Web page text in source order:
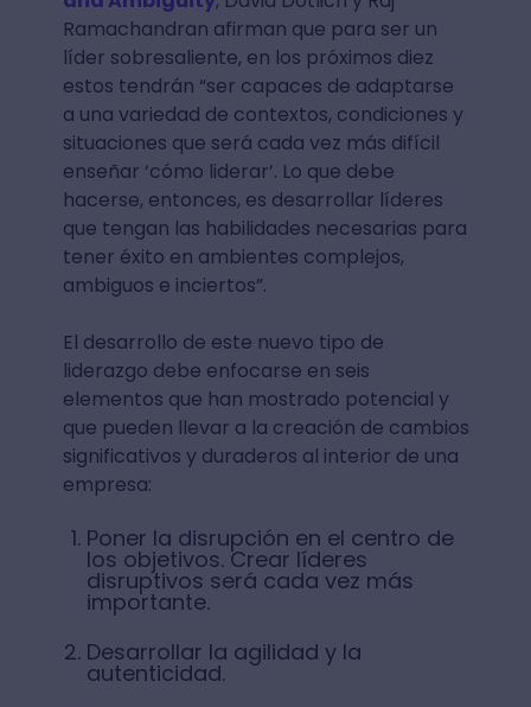
Ramachandran afirman que para ser un
líder sobresaliente, en los próximos diez
estos tendrán “ser capaces de adaptarse
a una variedad de contextos, condiciones y
situaciones que será cada vez más difícil
enseñar ‘cómo liderar’. Lo que debe
hacerse, entonces, es desarrollar líderes
que tengan las habilidades necesarias para
tener éxito en ambientes complejos,
ambiguos e inciertos”.
El desarrollo de este nuevo tipo de
liderazgo debe enfocarse en seis
elementos que han mostrado potencial y
que pueden llevar a la creación de cambios
significativos y duraderos al interior de una
empresa:
Poner la disrupción en el centro de
los objetivos. Crear líderes
disruptivos será cada vez más
importante.
Desarrollar la agilidad y la
autenticidad.